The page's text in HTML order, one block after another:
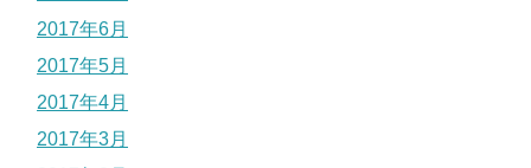
2017年6月
2017年5月
2017年4月
2017年3月